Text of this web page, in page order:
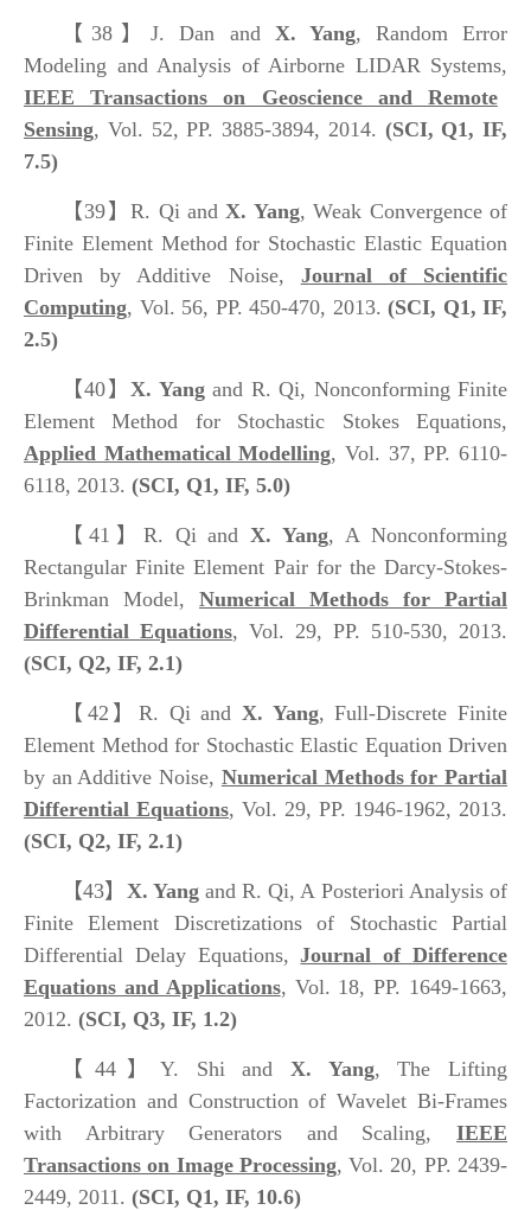
【38】J. Dan and X. Yang, Random Error
Modeling and Analysis of Airborne LIDAR Systems,
IEEE Transactions on Geoscience and Remote
Sensing, Vol. 52, PP. 3885-3894, 2014. (SCI, Q1, IF,
7.5)
【39】R. Qi andX. Yang, Weak Convergence of
Finite Element Method for Stochastic Elastic Equation
Driven by Additive Noise, Journal of Scientific
Computing, Vol. 56, PP. 450-470, 2013. (SCI, Q1, IF,
2.5)
【40】X. Yang and R. Qi, Nonconforming Finite
Element Method for Stochastic Stokes Equations,
Applied Mathematical Modelling, Vol. 37, PP. 6110-
6118, 2013. (SCI, Q1, IF, 5.0)
【41】 R. Qi andX. Yang, A Nonconforming
Rectangular Finite Element Pair for the Darcy-Stokes-
Brinkman Model, Numerical Methods for Partial
Differential Equations, Vol. 29, PP. 510-530, 2013.
(SCI, Q2, IF, 2.1)
【42】 R. Qi and X. Yang, Full-Discrete Finite
Element Method for Stochastic Elastic Equation Driven
by an Additive Noise, Numerical Methods for Partial
Differential Equations, Vol. 29, PP. 1946-1962, 2013.
(SCI, Q2, IF, 2.1)
【43】 X. Yang and R. Qi, A Posteriori Analysis of
Finite Element Discretizations of Stochastic Partial
Differential Delay Equations,Journal of Difference
Equations and Applications, Vol. 18, PP. 1649-1663,
2012. (SCI, Q3, IF, 1.2)
【44】 Y. Shi and X. Yang, The Lifting
Factorization and Construction of Wavelet Bi-Frames
with Arbitrary Generators and Scaling, IEEE
Transactions on Image Processing, Vol. 20, PP. 2439-
2449, 2011. (SCI, Q1, IF, 10.6)